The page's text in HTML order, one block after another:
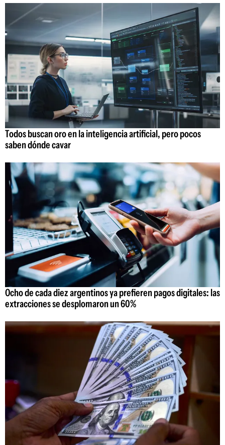
Todos buscan oro en la inteligencia artificial, pero pocos
saben dónde cavar
Ocho de cada diez argentinos ya prefieren pagos digitales: las
extracciones se desplomaron un 60%